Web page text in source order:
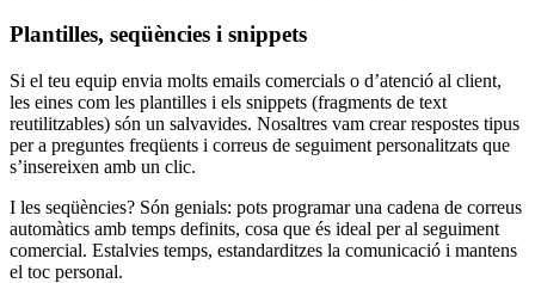
Plantilles, seqüències i snippets
Si el teu equip envia molts emails comercials o d’atenció al client,
les eines com les plantilles i els snippets (fragments de text
reutilitzables) són un salvavides. Nosaltres vam crear respostes tipus
per a preguntes freqüents i correus de seguiment personalitzats que
s’insereixen amb un clic.
I les seqüències? Són genials: pots programar una cadena de correus
automàtics amb temps definits, cosa que és ideal per al seguiment
comercial. Estalvies temps, estandarditzes la comunicació i mantens
el toc personal.